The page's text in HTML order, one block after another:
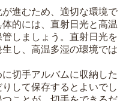
進むため、適切な環境で
的には、直射日光と高温
しましょう。直射日光を
し、高温多湿の環境では
切手アルバムに収納した
して保存するとよいでし